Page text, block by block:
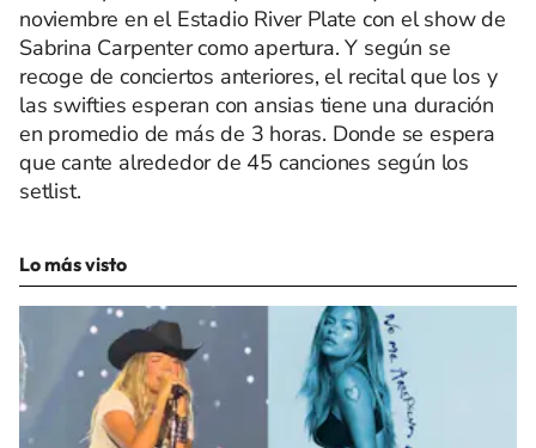
noviembre en el Estadio River Plate con el show de
Sabrina Carpenter como apertura. Y según se
recoge de conciertos anteriores, el recital que los y
las swifties esperan con ansias tiene una duración
en promedio de más de 3 horas. Donde se espera
que cante alrededor de 45 canciones según los
setlist.
Lo más visto